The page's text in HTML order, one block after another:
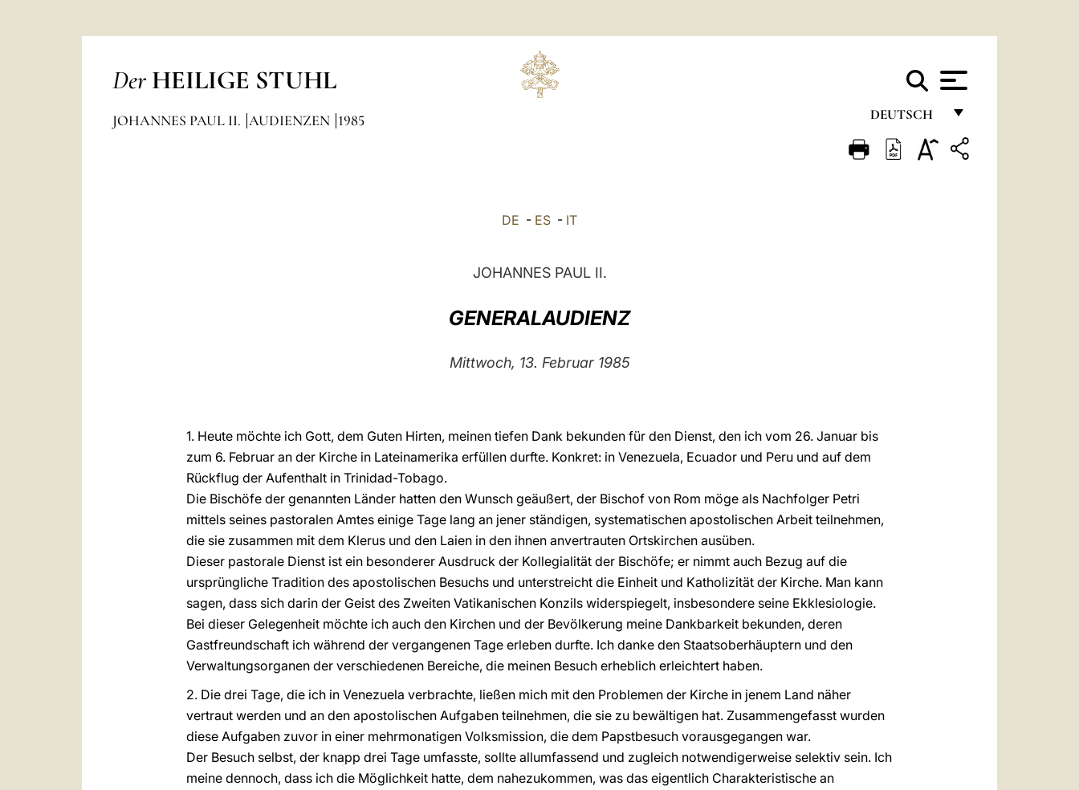
Der HEILIGE STUHL
DEUTSCH
FRANÇAIS
LATINE
JOHANNES PAUL II. AUDIENZEN 1985
DE - ES - IT
JOHANNES PAUL II.
GENERALAUDIENZ
Mittwoch, 13. Februar 1985
1. Heute möchte ich Gott, dem Guten Hirten, meinen tiefen Dank bekunden für den Dienst, den ich vom 26. Januar bis
zum 6. Februar an der Kirche in Lateinamerika erfüllen durfte. Konkret: in Venezuela, Ecuador und Peru und auf dem
Rückflug der Aufenthalt in Trinidad-Tobago.
Die Bischöfe der genannten Länder hatten den Wunsch geäußert, der Bischof von Rom möge als Nachfolger Petri
mittels seines pastoralen Amtes einige Tage lang an jener ständigen, systematischen apostolischen Arbeit teilnehmen,
die sie zusammen mit dem Klerus und den Laien in den ihnen anvertrauten Ortskirchen ausüben.
Dieser pastorale Dienst ist ein besonderer Ausdruck der Kollegialität der Bischöfe; er nimmt auch Bezug auf die
ursprüngliche Tradition des apostolischen Besuchs und unterstreicht die Einheit und Katholizität der Kirche. Man kann
sagen, dass sich darin der Geist des Zweiten Vatikanischen Konzils widerspiegelt, insbesondere seine Ekklesiologie.
Bei dieser Gelegenheit möchte ich auch den Kirchen und der Bevölkerung meine Dankbarkeit bekunden, deren
Gastfreundschaft ich während der vergangenen Tage erleben durfte. Ich danke den Staatsoberhäuptern und den
Verwaltungsorganen der verschiedenen Bereiche, die meinen Besuch erheblich erleichtert haben.
2. Die drei Tage, die ich in Venezuela verbrachte, ließen mich mit den Problemen der Kirche in jenem Land näher
vertraut werden und an den apostolischen Aufgaben teilnehmen, die sie zu bewältigen hat. Zusammengefasst wurden
diese Aufgaben zuvor in einer mehrmonatigen Volksmission, die dem Papstbesuch vorausgegangen war.
Der Besuch selbst, der knapp drei Tage umfasste, sollte allumfassend und zugleich notwendigerweise selektiv sein. Ich
meine dennoch, dass ich die Möglichkeit hatte, dem nahezukommen, was das eigentlich Charakteristische an